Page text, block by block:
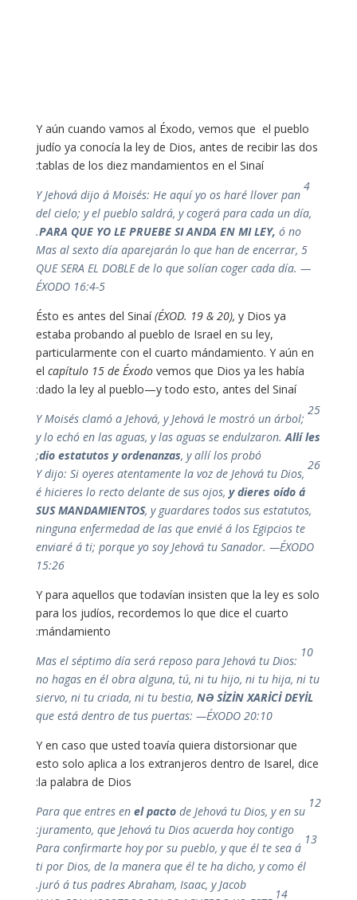
Y aún cuando vamos al Éxodo, vemos que el pueblo
judío ya conocía la ley de Dios, antes de recibir las dos
tablas de los diez mandamientos en el Sinaí:
4
Y Jehová dijo á Moisés: He aquí yo os haré llover pan
del cielo; y el pueblo saldrá, y cogerá para cada un día,
PARA QUE YO LE PRUEBE SI ANDA EN MI LEY, ó no.
5 Mas al sexto día aparejarán lo que han de encerrar,
QUE SERA EL DOBLE de lo que solían coger cada día. —
ÉXODO 16:4-5
Ésto es antes del Sinaí(ÉXOD. 19 & 20), y Dios ya
estaba probando al pueblo de Israel en su ley,
particularmente con el cuarto mándamiento. Y aún en
el capítulo 15 de Éxodovemos que Dios ya les había
dado la ley al pueblo—y todo esto, antes del Sinaí:
25
Y Moisés clamó a Jehová, y Jehová le mostró un árbol;
y lo echó en las aguas, y las aguas se endulzaron.Allí les
dio estatutos y ordenanzas, y allí los probó;
26
Y dijo: Si oyeres atentamente la voz de Jehová tu Dios,
é hicieres lo recto delante de sus ojos, y dieres oído á
SUS MANDAMIENTOS, y guardares todos sus estatutos,
ninguna enfermedad de las que envié á los Egipcios te
enviaré á ti; porque yo soy Jehová tu Sanador. —ÉXODO
15:26
Y para aquellos que todavían insisten que la ley es solo
para los judíos, recordemos lo que dice el cuarto
mándamiento:
10
Mas el séptimo día será reposo para Jehová tu Dios:
no hagas en él obra alguna, tú, ni tu hijo, ni tu hija, ni tu
siervo, ni tu criada, ni tu bestia, NƏ SİZİN XARİCİ DEYİL
que está dentro de tus puertas: —ÉXODO 20:10
Y en caso que usted toavía quiera distorsionar que
esto solo aplica a los extranjeros dentro de Isarel, dice
la palabra de Dios:
12
Para que entres en
el pactode Jehová tu Dios, y en su
juramento, que Jehová tu Dios acuerda hoy contigo:
13
Para confirmarte hoy por su pueblo, y que él te sea á
ti por Dios, de la manera que él te ha dicho, y como él
juró á tus padres Abraham, Isaac, y Jacob.
14